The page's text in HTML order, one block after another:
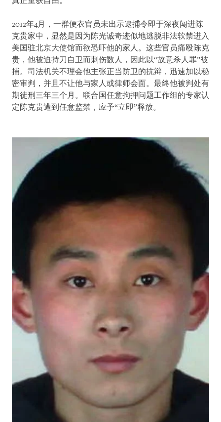
2012年4月，一群便衣官员未出示逮捕令即于深夜闯进陈
克贵家中，显然是因为陈光诚奇迹似地逃脱非法软禁进入
美国驻北京大使馆而欲恐吓他的家人。这些官员痛殴陈克
贵，他被迫持刀自卫而刺伤数人，因此以“故意杀人罪”被
捕。司法机关不理会他主张正当防卫的抗辩，迅速加以秘
密审判，并且不让他与家人或律师会面。最终他被判处有
期徒刑三年三个月。联合国任意拘押问题工作组的专家认
定陈克贵遭到任意监禁，应予“立即”释放。